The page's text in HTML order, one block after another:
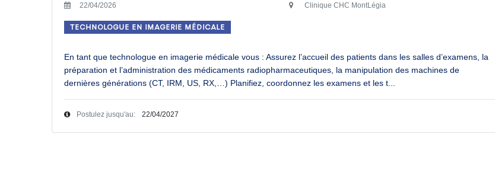
22/04/2026 Clinique CHC MontLégia
Technologue en imagerie médicale
En tant que technologue en imagerie médicale vous : Assurez l’accueil des patients dans les salles d’examens, la
préparation et l’administration des médicaments radiopharmaceutiques, la manipulation des machines de
dernières générations (CT, IRM, US, RX,…) Planifiez, coordonnez les examens et les t
Postulez jusqu'au: 22/04/2027